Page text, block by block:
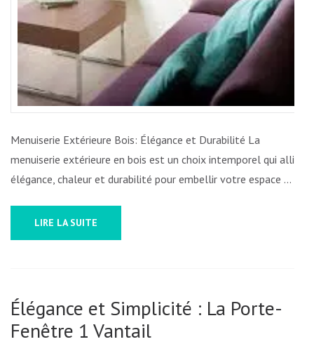
Menuiserie Extérieure Bois: Élégance et Durabilité La
menuiserie extérieure en bois est un choix intemporel qui allie
élégance, chaleur et durabilité pour embellir votre espace …
LIRE LA SUITE
Élégance et Simplicité : La Porte-
Fenêtre 1 Vantail